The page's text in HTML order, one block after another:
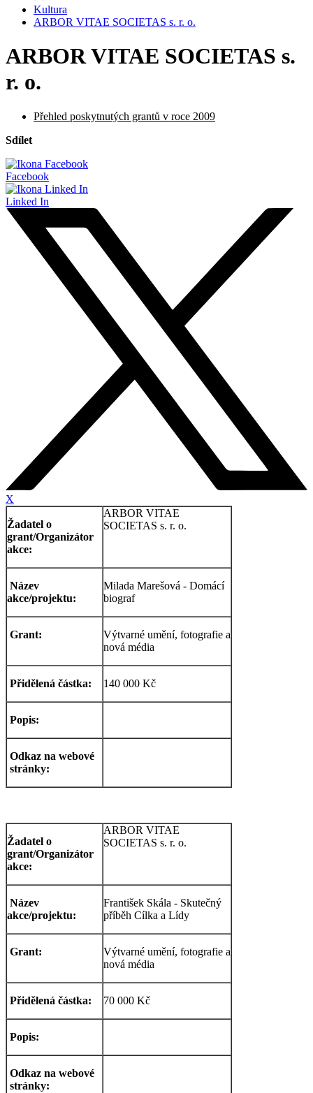
Kultura
ARBOR VITAE SOCIETAS s. r. o.
ARBOR VITAE SOCIETAS s.
r. o.
Přehled poskytnutých grantů v roce 2009
Sdílet
Facebook
Linked In
X
Žadatel o
grant/Organizátor
akce:
ARBOR VITAE
SOCIETAS s. r. o.
Název
akce/projektu:
Milada Marešová - Domácí
biograf
Grant:
Výtvarné umění, fotografie a
nová média
Přidělená částka: 140 000 Kč
Popis:
Odkaz na webové
stránky:
Žadatel o
grant/Organizátor
akce:
ARBOR VITAE
SOCIETAS s. r. o.
Název
akce/projektu:
František Skála - Skutečný
příběh Cílka a Lídy
Grant:
Výtvarné umění, fotografie a
nová média
Přidělená částka: 70 000 Kč
Popis:
Odkaz na webové
stránky: